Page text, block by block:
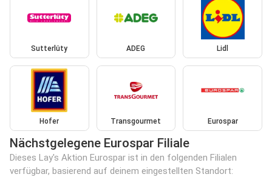
Sutterlüty ADEG Lidl
Hofer Transgourmet Eurospar
Nächstgelegene Eurospar Filiale
Dieses Lay's Aktion Eurospar ist in den folgenden Filialen
verfügbar, basierend auf deinem eingestellten Standort: